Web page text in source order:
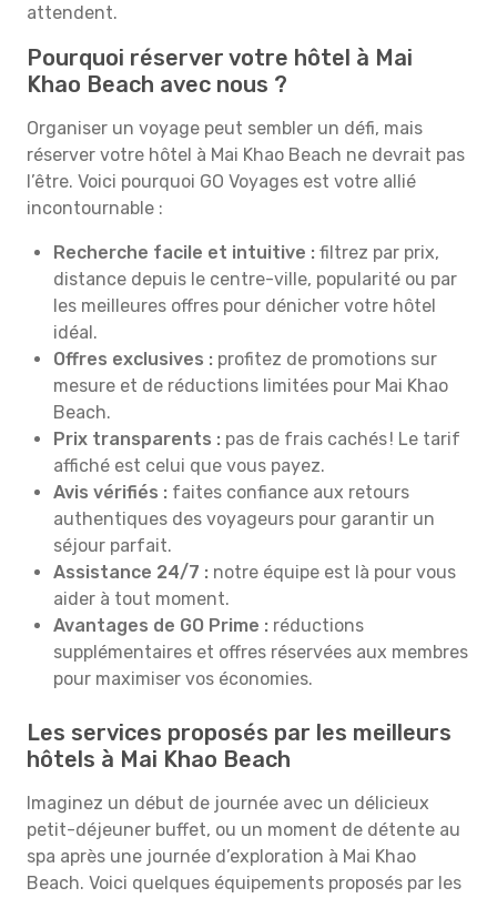
attendent.
Pourquoi réserver votre hôtel à Mai
Khao Beach avec nous ?
Organiser un voyage peut sembler un défi, mais
réserver votre hôtel à Mai Khao Beach ne devrait pas
l’être. Voici pourquoi GO Voyages est votre allié
incontournable :
Recherche facile et intuitive : filtrez par prix,
distance depuis le centre-ville, popularité ou par
les meilleures offres pour dénicher votre hôtel
idéal.
Offres exclusives : profitez de promotions sur
mesure et de réductions limitées pour Mai Khao
Beach.
Prix transparents : pas de frais cachés ! Le tarif
affiché est celui que vous payez.
Avis vérifiés : faites confiance aux retours
authentiques des voyageurs pour garantir un
séjour parfait.
Assistance 24/7 : notre équipe est là pour vous
aider à tout moment.
Avantages de GO Prime : réductions
supplémentaires et offres réservées aux membres
pour maximiser vos économies.
Les services proposés par les meilleurs
hôtels à Mai Khao Beach
Imaginez un début de journée avec un délicieux
petit-déjeuner buffet, ou un moment de détente au
spa après une journée d’exploration à Mai Khao
Beach. Voici quelques équipements proposés par les